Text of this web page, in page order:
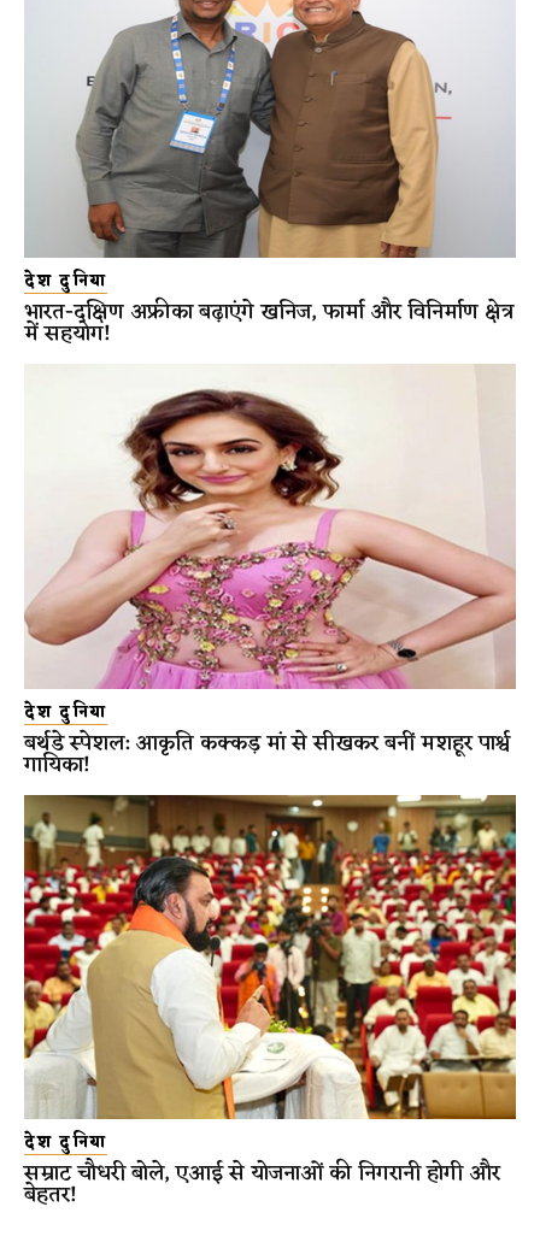
देश दुनिया
भारत-दक्षिण अफ्रीका बढ़ाएंगे खनिज, फार्मा और विनिर्माण क्षेत्र
में सहयोग!
देश दुनिया
बर्थडे स्पेशल: आकृति कक्कड़ मां से सीखकर बनीं मशहूर पार्श्व
गायिका!
देश दुनिया
सम्राट चौधरी बोले, एआई से योजनाओं की निगरानी होगी और
बेहतर!